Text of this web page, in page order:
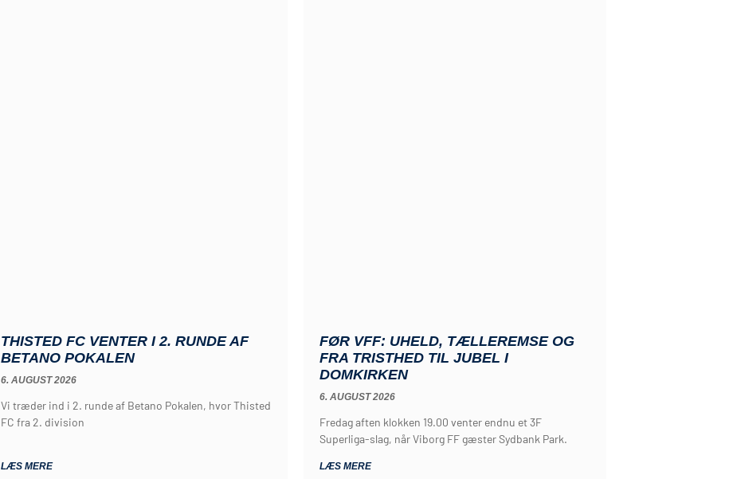
THISTED FC VENTER I 2. RUNDE AF
BETANO POKALEN
6. AUGUST 2026
Vi træder ind i 2. runde af Betano Pokalen, hvor Thisted
FC fra 2. division
LÆS MERE
FØR VFF: UHELD, TÆLLEREMSE OG
FRA TRISTHED TIL JUBEL I
DOMKIRKEN
6. AUGUST 2026
Fredag aften klokken 19.00 venter endnu et 3F
Superliga-slag, når Viborg FF gæster Sydbank Park.
LÆS MERE